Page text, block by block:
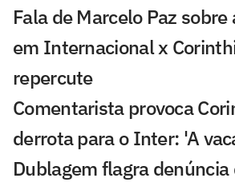
Fala de Marcelo Paz
em Internacional x
repercute
Comentarista provoca
derrota para o Inter: 'A
Dublagem flagra denúncia